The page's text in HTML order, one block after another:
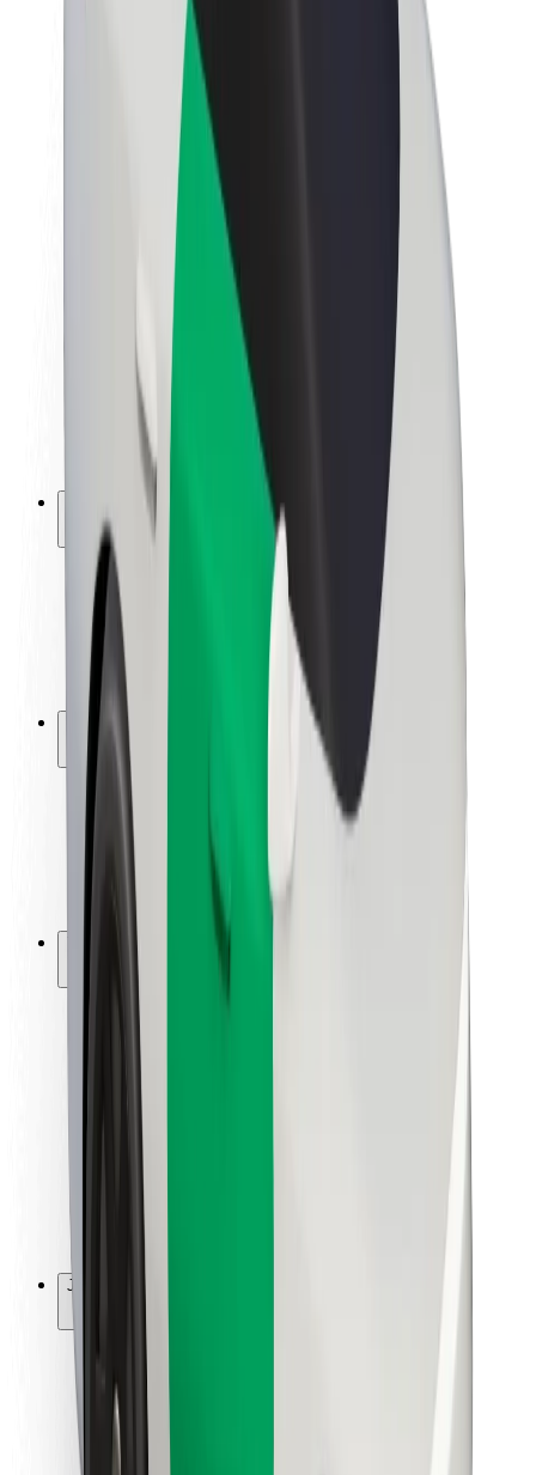
Lisätietoja Boltista
Kestävä kehitys Boltilla
Project Zero
Uutishuone
Brändiohjeistus
Sijoittajasuhteet
Brändi
Media
Urban Fund
Matkustajan turvallisuus
Kuljettajan turvallisuus
Potkulautojen turvallisuus
Turvallisuus Lab
Kaupungit
Sijainnit
Kaupunkiratkaisut
Lentokentät
Boltin lataustelineet
Matkustajille
Kuljettajille
Ruokaläheteille
Bolt Food
Fleet Ownereille
Ravintoloille
Jotain muuta
Tavarantoimittajille
Ehdot
Evästeet